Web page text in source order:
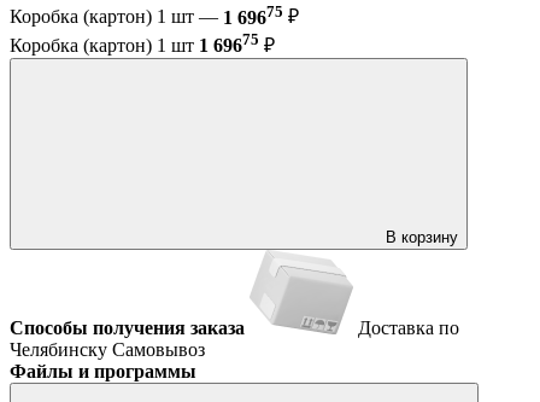
Коробка (картон) 1 шт — 1 69675 ₽
Коробка (картон) 1 шт 1 69675 ₽
В корзину
Способы получения заказа
Доставка по
Челябинску Самовывоз
Файлы и программы